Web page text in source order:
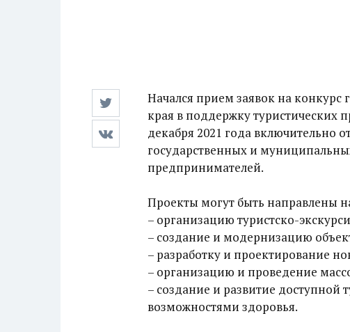
Начался прием заявок на конкурс
края в поддержку туристических
декабря 2021 года включительно
государственных и
предпринимателей.
Проекты могут быть направлены
– организацию туристско-
– создание и модернизацию
– разработку и проектирование
– организацию и проведение
– создание и развитие
возможностями здоровья.